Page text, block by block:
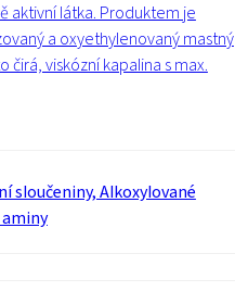
aktivní látka. Produktem je
a oxyethylenovaný mastný
čirá, viskózní kapalina s max.
sloučeniny, Alkoxylované